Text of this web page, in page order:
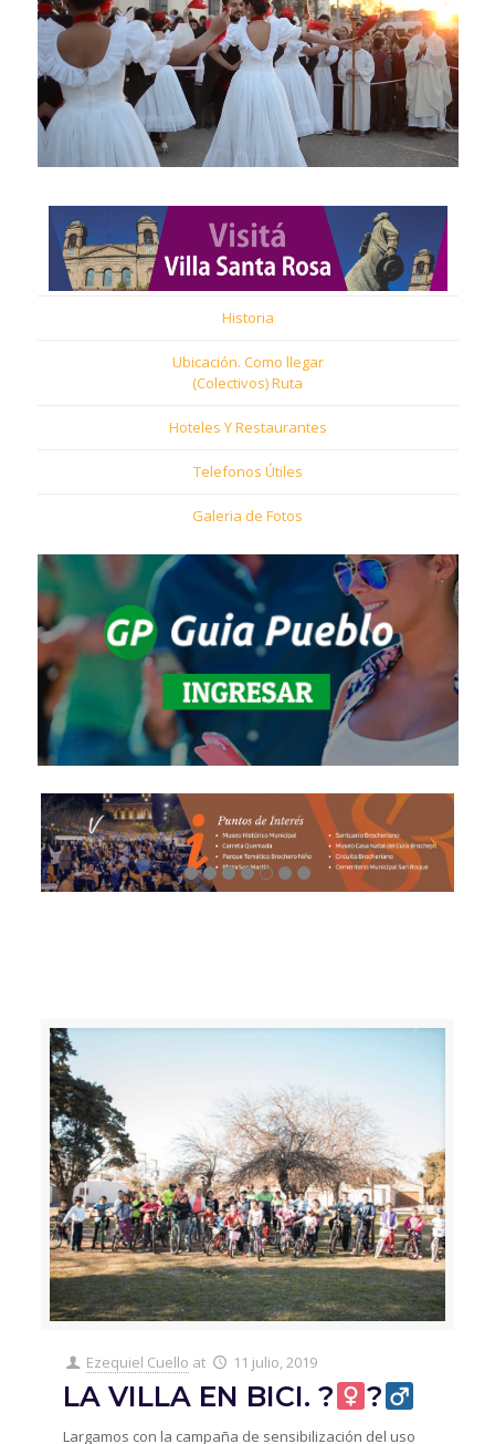
Historia
Ubicación. Como llegar
(Colectivos) Ruta
Hoteles Y Restaurantes
Telefonos Útiles
Galeria de Fotos
Ezequiel Cuello at 11 julio, 2019
LA VILLA EN BICI. ?‍ ?‍
Largamos con la campaña de sensibilización del uso